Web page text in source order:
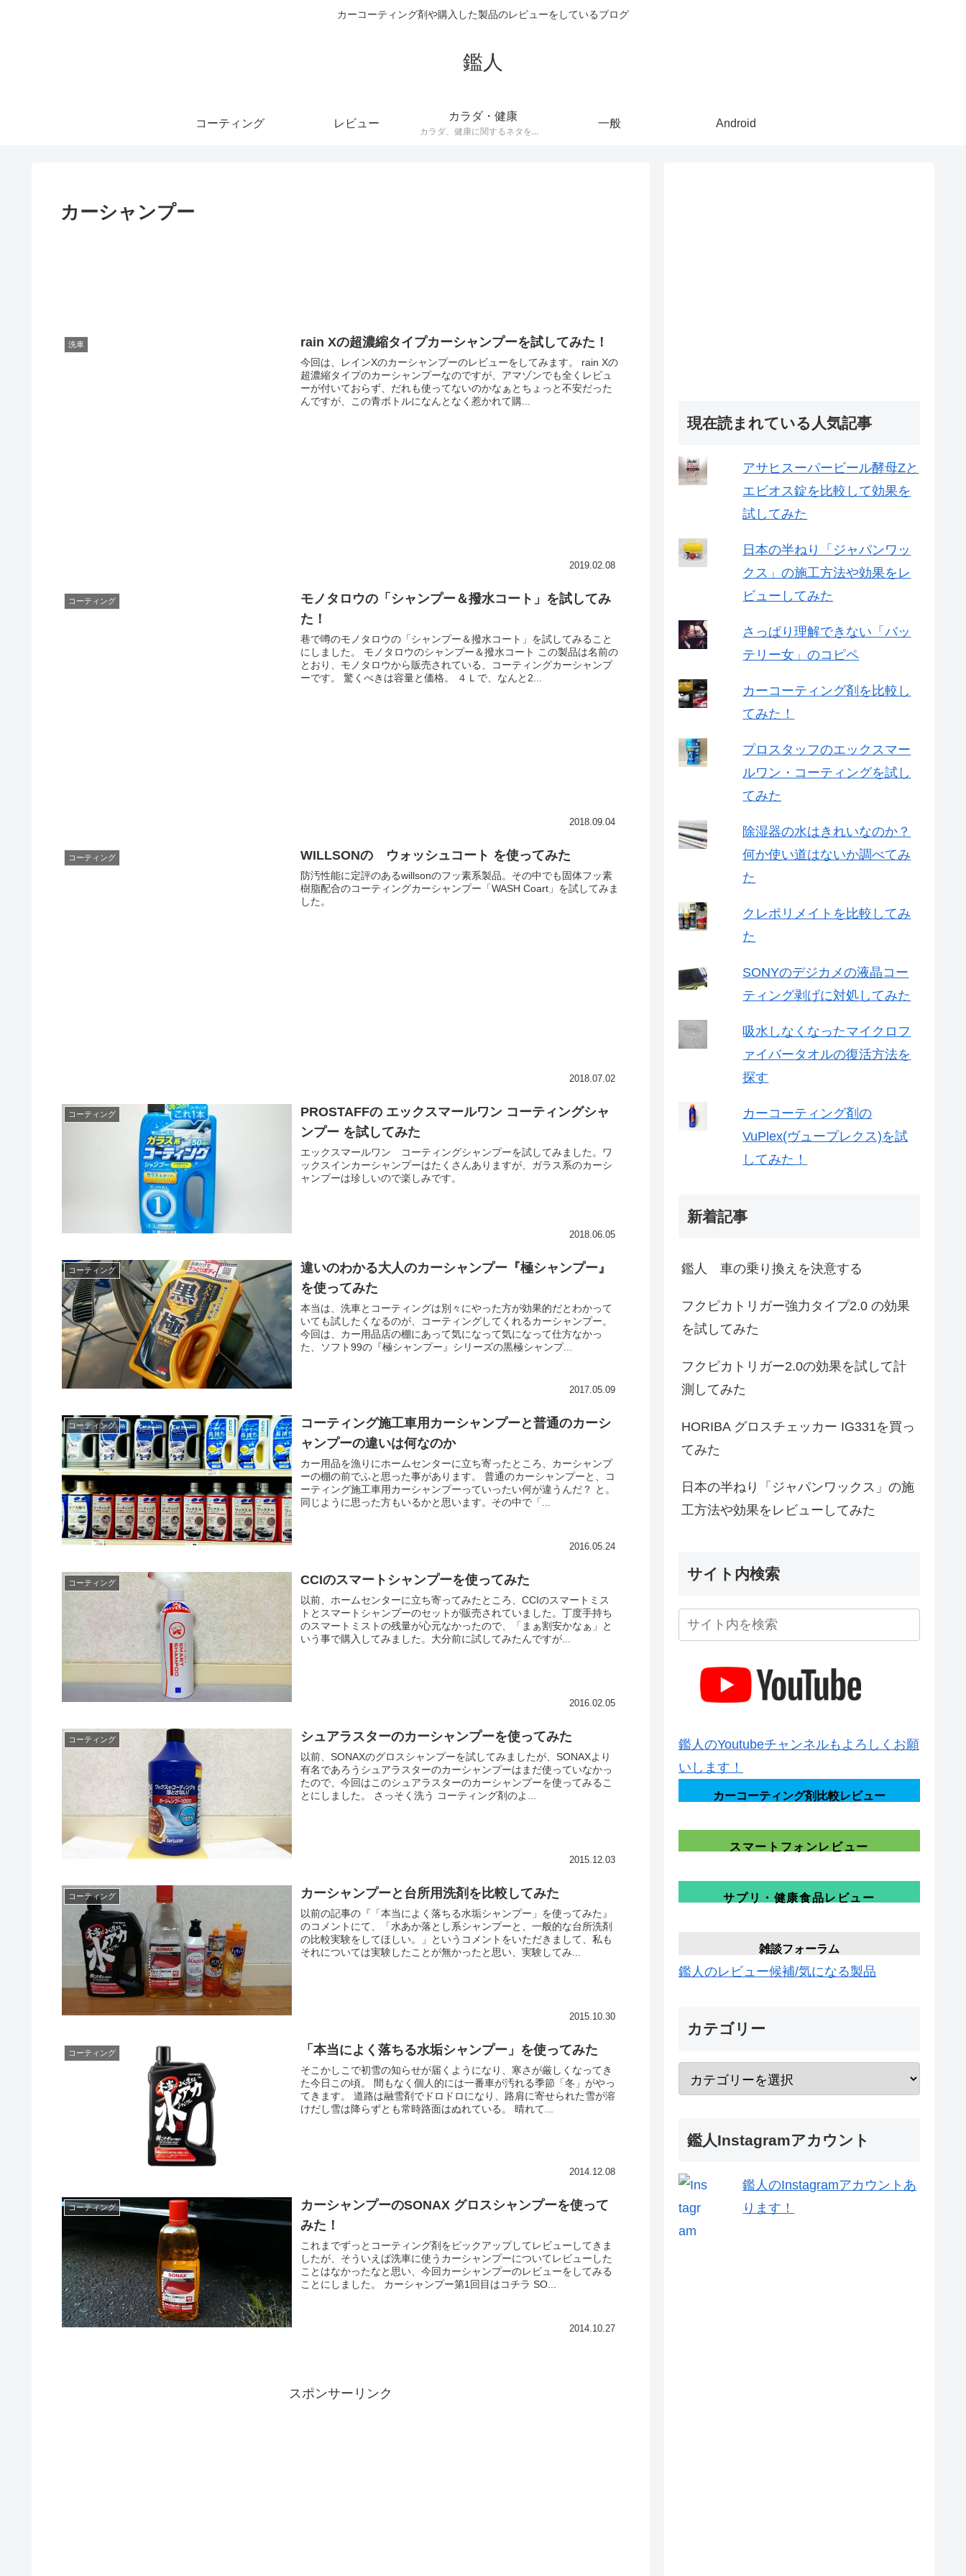
カーコーティング剤や購入した製品のレビューをしているブログ
鑑人
コーティング レビュー
カラダ・健康
カラダ、健康に関するネタをまとめています。健康器具や、ダイエット器具、サプリメントなどの記事が多くあります。
一般 Android
カーシャンプー
洗車 rain Xの超濃縮タイプカーシャンプーを試してみた！
今回は、レインXのカーシャンプーのレビューをしてみます。 rain Xの
超濃縮タイプのカーシャンプーなのですが、アマゾンでも全くレビュ
ーが付いておらず、だれも使ってないのかなぁとちょっと不安だった
んですが、この青ボトルになんとなく惹かれて購...
2019.02.08
コーティング
モノタロウの「シャンプー＆撥水コート」を試してみ
た！
巷で噂のモノタロウの「シャンプー＆撥水コート」を試してみること
にしました。 モノタロウのシャンプー＆撥水コート この製品は名前の
とおり、モノタロウから販売されている、コーティングカーシャンプ
ーです。 驚くべきは容量と価格。 ４Ｌで、なんと2...
2018.09.04
コーティング WILLSONの ウォッシュコート を使ってみた
防汚性能に定評のあるwillsonのフッ素系製品。その中でも固体フッ素
樹脂配合のコーティングカーシャンプー「WASH Coart」を試してみま
した。
2018.07.02
コーティング
PROSTAFFの エックスマールワン コーティングシャ
ンプー を試してみた
エックスマールワン コーティングシャンプーを試してみました。ワ
ックスインカーシャンプーはたくさんありますが、ガラス系のカーシ
ャンプーは珍しいので楽しみです。
2018.06.05
コーティング
違いのわかる大人のカーシャンプー『極シャンプー』
を使ってみた
本当は、洗車とコーティングは別々にやった方が効果的だとわかって
いても試したくなるのが、コーティングしてくれるカーシャンプー。
今回は、カー用品店の棚にあって気になって気になって仕方なかっ
た、ソフト99の『極シャンプー』シリーズの黒極シャンプ...
2017.05.09
コーティング
コーティング施工車用カーシャンプーと普通のカーシ
ャンプーの違いは何なのか
カー用品を漁りにホームセンターに立ち寄ったところ、カーシャンプ
ーの棚の前でふと思った事があります。 普通のカーシャンプーと、コ
ーティング施工車用カーシャンプーっていったい何が違うんだ？ と。
同じように思った方もいるかと思います。その中で「...
2016.05.24
コーティング CCIのスマートシャンプーを使ってみた
以前、ホームセンターに立ち寄ってみたところ、CCIのスマートミス
トとスマートシャンプーのセットが販売されていました。丁度手持ち
のスマートミストの残量が心元なかったので、「まぁ割安かなぁ」と
いう事で購入してみました。大分前に試してみたんですが...
2016.02.05
コーティング シュアラスターのカーシャンプーを使ってみた
以前、SONAXのグロスシャンプーを試してみましたが、SONAXより
有名であろうシュアラスターのカーシャンプーはまだ使っていなかっ
たので、今回はこのシュアラスターのカーシャンプーを使ってみるこ
とにしました。 さっそく洗う コーティング剤のよ...
2015.12.03
コーティング カーシャンプーと台所用洗剤を比較してみた
以前の記事の『「本当によく落ちる水垢シャンプー」を使ってみた』
のコメントにて、「水あか落とし系シャンプーと、一般的な台所洗剤
の比較実験をしてほしい。」というコメントをいただきまして、私も
それについては実験したことが無かったと思い、実験してみ...
2015.10.30
コーティング 「本当によく落ちる水垢シャンプー」を使ってみた
そこかしこで初雪の知らせが届くようになり、寒さが厳しくなってき
た今日この頃。 間もなく個人的には一番車が汚れる季節「冬」がやっ
てきます。 道路は融雪剤でドロドロになり、路肩に寄せられた雪が溶
けだし雪は降らずとも常時路面はぬれている。 晴れて...
2014.12.08
コーティング
カーシャンプーのSONAX グロスシャンプーを使って
みた！
これまでずっとコーティング剤をピックアップしてレビューしてきま
したが、そういえば洗車に使うカーシャンプーについてレビューした
ことはなかったなと思い、今回カーシャンプーのレビューをしてみる
ことにしました。 カーシャンプー第1回目はコチラ SO...
2014.10.27
スポンサーリンク
現在読まれている人気記事
アサヒスーパービール酵母Zと
エビオス錠を比較して効果を
試してみた
日本の半ねり「ジャパンワッ
クス」の施工方法や効果をレ
ビューしてみた
さっぱり理解できない「バッ
テリー女」のコピペ
カーコーティング剤を比較し
てみた！
プロスタッフのエックスマー
ルワン・コーティングを試し
てみた
除湿器の水はきれいなのか？
何か使い道はないか調べてみ
た
クレポリメイトを比較してみ
た
SONYのデジカメの液晶コー
ティング剥げに対処してみた
吸水しなくなったマイクロフ
ァイバータオルの復活方法を
探す
カーコーティング剤の
VuPlex(ヴュープレクス)を試
してみた！
新着記事
鑑人 車の乗り換えを決意する
フクピカトリガー強力タイプ2.0 の効果
を試してみた
フクピカトリガー2.0の効果を試して計
測してみた
HORIBA グロスチェッカー IG331を買っ
てみた
日本の半ねり「ジャパンワックス」の施
工方法や効果をレビューしてみた
サイト内検索
鑑人のYoutubeチャンネルもよろしくお願
いします！
カーコーティング剤比較レビュー
スマートフォンレビュー
サプリ・健康食品レビュー
雑談フォーラム
鑑人のレビュー候補/気になる製品
カテゴリー
鑑人Instagramアカウント
鑑人のInstagramアカウントあ
ります！